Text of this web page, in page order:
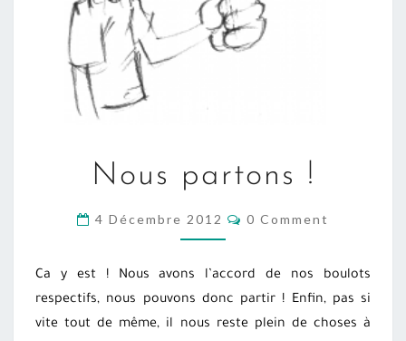
PARTONS
Nous partons !
4 Décembre 2012 COMMENTS
0 Comment
Ca y est ! Nous avons l’accord de nos boulots
respectifs, nous pouvons donc partir ! Enfin, pas si
vite tout de même, il nous reste plein de choses à